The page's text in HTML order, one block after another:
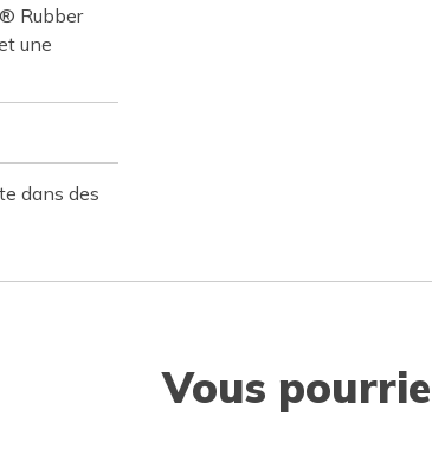
Rubber
une
dans des
Vous